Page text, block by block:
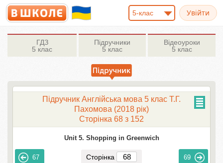
5-клас
ГДЗ
5 клас
Підручники
5 клас
Відеоуроки
5 клас
Підручник Англійська мова 5 клас Т.Г.
Пахомова (2018 рік)
Сторінка 68 з 152
Unit 5. Shopping in Greenwich
67 Сторінка 69